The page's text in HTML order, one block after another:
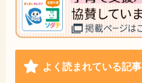
よく読まれている記事